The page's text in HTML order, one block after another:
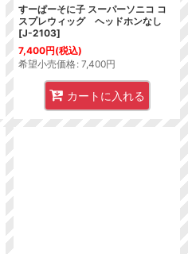
すーぱーそに子 スーパーソニコ コ
スプレウィッグ ヘッドホンなし
[J-2103]
7,400円(税込)
希望小売価格: 7,400円
カートに入れる